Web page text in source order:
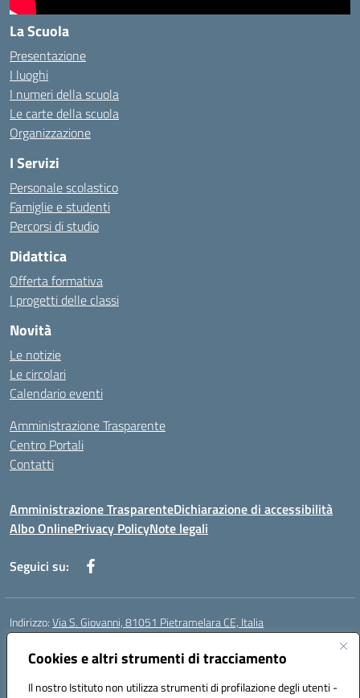
Cookies e altri strumenti di tracciamento
Il nostro Istituto non utilizza strumenti di profilazione degli utenti -
La Scuola
Presentazione
I luoghi
I numeri della scuola
Le carte della scuola
Organizzazione
I Servizi
Personale scolastico
Famiglie e studenti
Percorsi di studio
Didattica
Offerta formativa
I progetti delle classi
Novità
Le notizie
Le circolari
Calendario eventi
Amministrazione Trasparente
Centro Portali
Contatti
Amministrazione TrasparenteDichiarazione di accessibilità
Albo OnlinePrivacy PolicyNote legali
Seguici su:
Indirizzo:Via S. Giovanni, 81051 Pietramelara CE, Italia
Centralino:
Posta elettronica certificata (PEC):CEIC8AB009@pec.istruzione.it
Codice fiscale: 80010130617